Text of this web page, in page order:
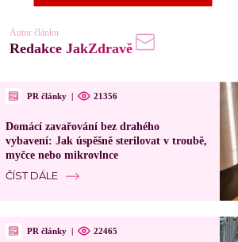
Autor článku
Redakce JakZdravě
PR články | 21356
Domácí zavařování bez drahého
vybavení: Jak úspěšně sterilovat v troubě,
myčce nebo mikrovlnce
ČÍST DÁLE
PR články | 22465